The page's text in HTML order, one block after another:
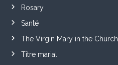
Rosary
Santé
The Virgin Mary in the Church
Titre marial